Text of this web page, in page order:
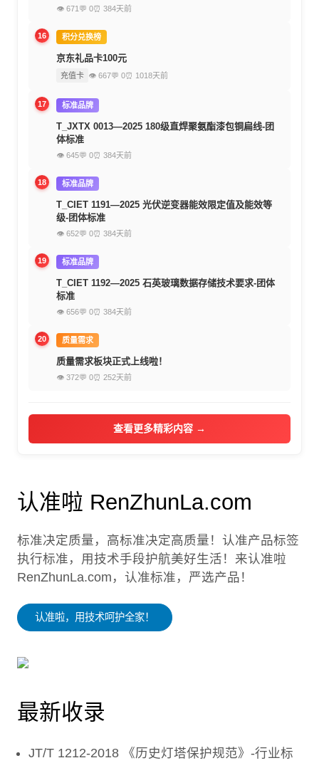
👁 671 💬 0⏰ 384天前
16 积分兑换榜
京东礼品卡100元
充值卡 👁 667💬 0⏰ 1018天前
17 标准品牌
T_JXTX 0013—2025 180级直焊聚氨酯漆包铜扁线-团
体标准
👁 645💬 0⏰ 384天前
18 标准品牌
T_CIET 1191—2025 光伏逆变器能效限定值及能效等
级-团体标准
👁 652💬 0⏰ 384天前
19 标准品牌
T_CIET 1192—2025 石英玻璃数据存储技术要求-团体
标准
👁 656💬 0⏰ 384天前
20 质量需求
质量需求板块正式上线啦！
👁 372💬 0⏰ 252天前
查看更多精彩内容 →
认准啦 RenZhunLa.com
标准决定质量，高标准决定高质量！认准产品标签
执行标准，用技术手段护航美好生活！来认准啦
RenZhunLa.com，认准标准，严选产品！
认准啦，用技术呵护全家！
最新收录
JT/T 1212-2018 《历史灯塔保护规范》-行业标